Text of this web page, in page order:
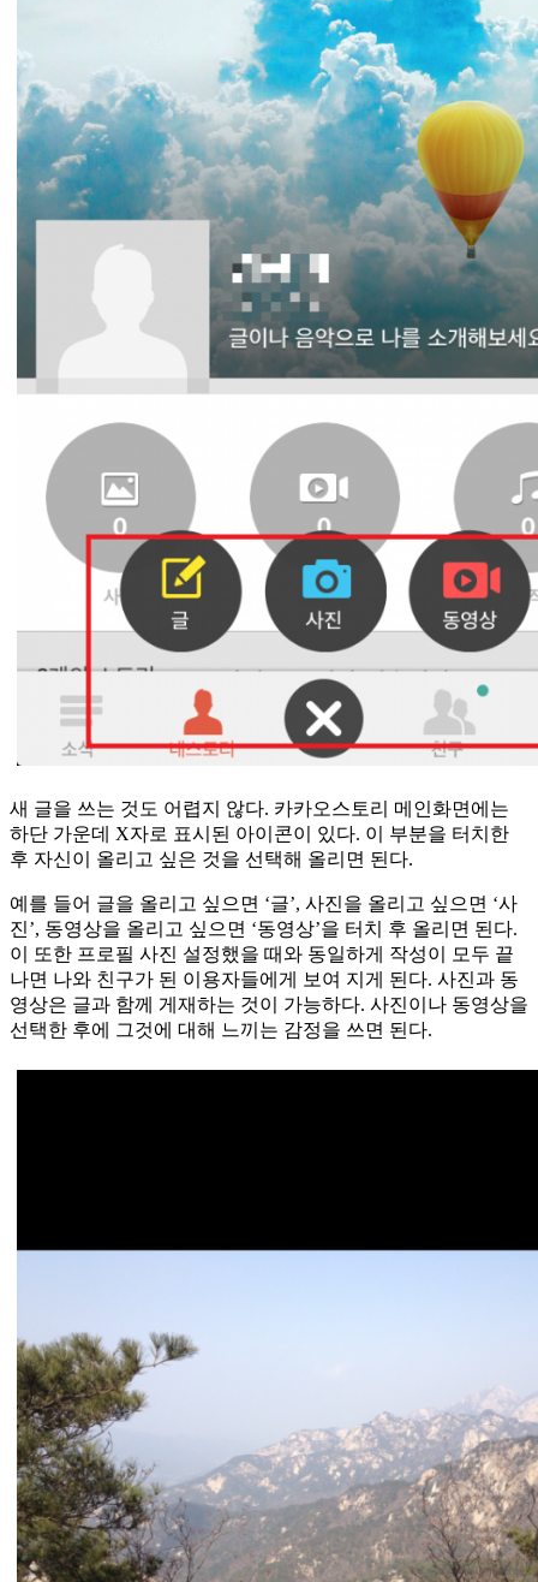
새 글을 쓰는 것도 어렵지 않다. 카카오스토리 메인화면에는
하단 가운데 X자로 표시된 아이콘이 있다. 이 부분을 터치한
후 자신이 올리고 싶은 것을 선택해 올리면 된다.
예를 들어 글을 올리고 싶으면 ‘글’, 사진을 올리고 싶으면 ‘사
진’, 동영상을 올리고 싶으면 ‘동영상’을 터치 후 올리면 된다.
이 또한 프로필 사진 설정했을 때와 동일하게 작성이 모두 끝
나면 나와 친구가 된 이용자들에게 보여 지게 된다. 사진과 동
영상은 글과 함께 게재하는 것이 가능하다. 사진이나 동영상을
선택한 후에 그것에 대해 느끼는 감정을 쓰면 된다.